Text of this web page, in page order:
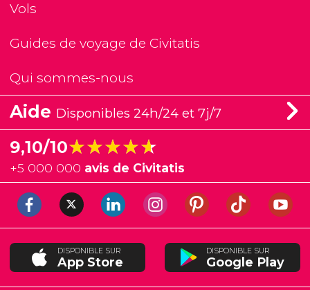
Vols
Guides de voyage de Civitatis
Qui sommes-nous
Aide Disponibles 24h/24 et 7j/7
9,10/10★★★★★
★★★★★
+5 000 000 avis de Civitatis
DISPONIBLE SUR
App Store
DISPONIBLE SUR
Google Play